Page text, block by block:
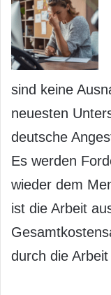
sind keine
neuesten
deutsche
Es werden
wieder dem
ist die Arbeit
durch die